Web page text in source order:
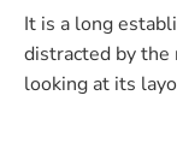
It is a long
distracted by the
looking at its